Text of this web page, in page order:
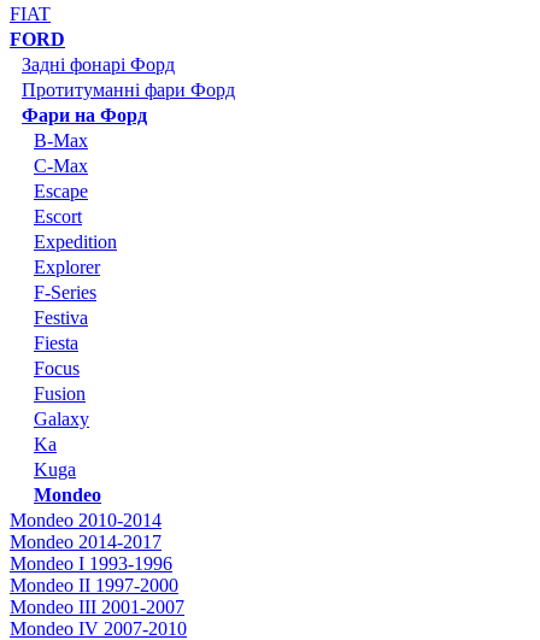
FIAT
FORD
Задні фонарі Форд
Протитуманні фари Форд
Фари на Форд
B-Max
C-Max
Escape
Escort
Expedition
Explorer
F-Series
Festiva
Fiesta
Focus
Fusion
Galaxy
Ka
Kuga
Mondeo
Mondeo 2010-2014
Mondeo 2014-2017
Mondeo I 1993-1996
Mondeo II 1997-2000
Mondeo III 2001-2007
Mondeo IV 2007-2010